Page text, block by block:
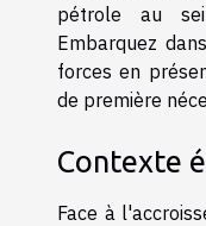
pétrole au
Embarquez
forces en
de première
Contexte
Face à